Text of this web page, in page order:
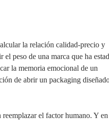
la relación calidad-precio y
peso de una marca que ha
la memoria emocional de un
de abrir un packaging
el factor humano. Y en